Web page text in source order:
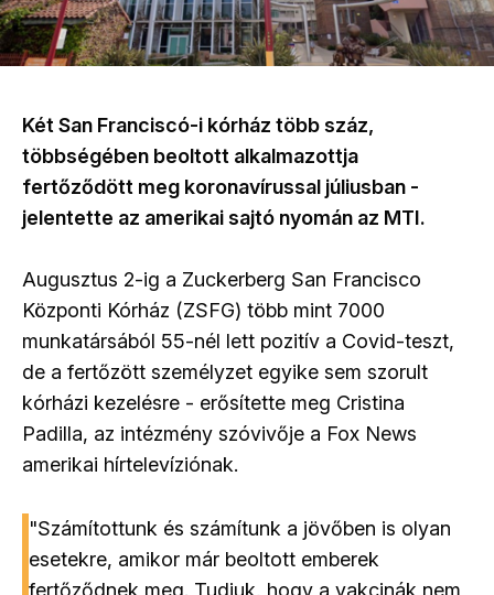
Két San Franciscó-i kórház több száz,
többségében beoltott alkalmazottja
fertőződött meg koronavírussal júliusban -
jelentette az amerikai sajtó nyomán az MTI.
Augusztus 2-ig a Zuckerberg San Francisco
Központi Kórház (ZSFG) több mint 7000
munkatársából 55-nél lett pozitív a Covid-teszt,
de a fertőzött személyzet egyike sem szorult
kórházi kezelésre - erősítette meg Cristina
Padilla, az intézmény szóvivője a Fox News
amerikai hírtelevíziónak.
"Számítottunk és számítunk a jövőben is olyan
esetekre, amikor már beoltott emberek